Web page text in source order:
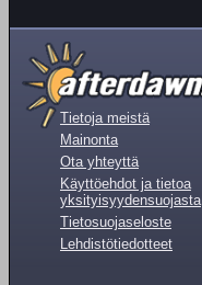
Tietoja meistä
Mainonta
Ota yhteyttä
Käyttöehdot ja tietoa
yksityisyydensuojasta
Tietosuojaseloste
Lehdistötiedotteet